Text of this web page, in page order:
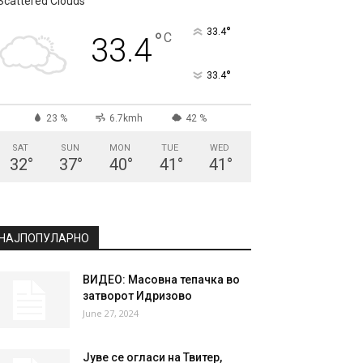
33.4°C 33.4°
33.4°
23 % 6.7kmh 42 %
SAT
32°
SUN
37°
MON
40°
TUE
41 °
WED
41 °
НАЈПОПУЛАРНО
ВИДЕО: Масовна тепачка во
затворот Идризово
June 27, 2024
Јуве се огласи на Твитер,